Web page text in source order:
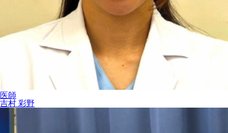
医師
吉村 彩野